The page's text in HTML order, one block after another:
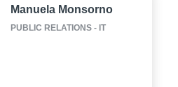
Manuela Monsorno
PUBLIC RELATIONS - IT